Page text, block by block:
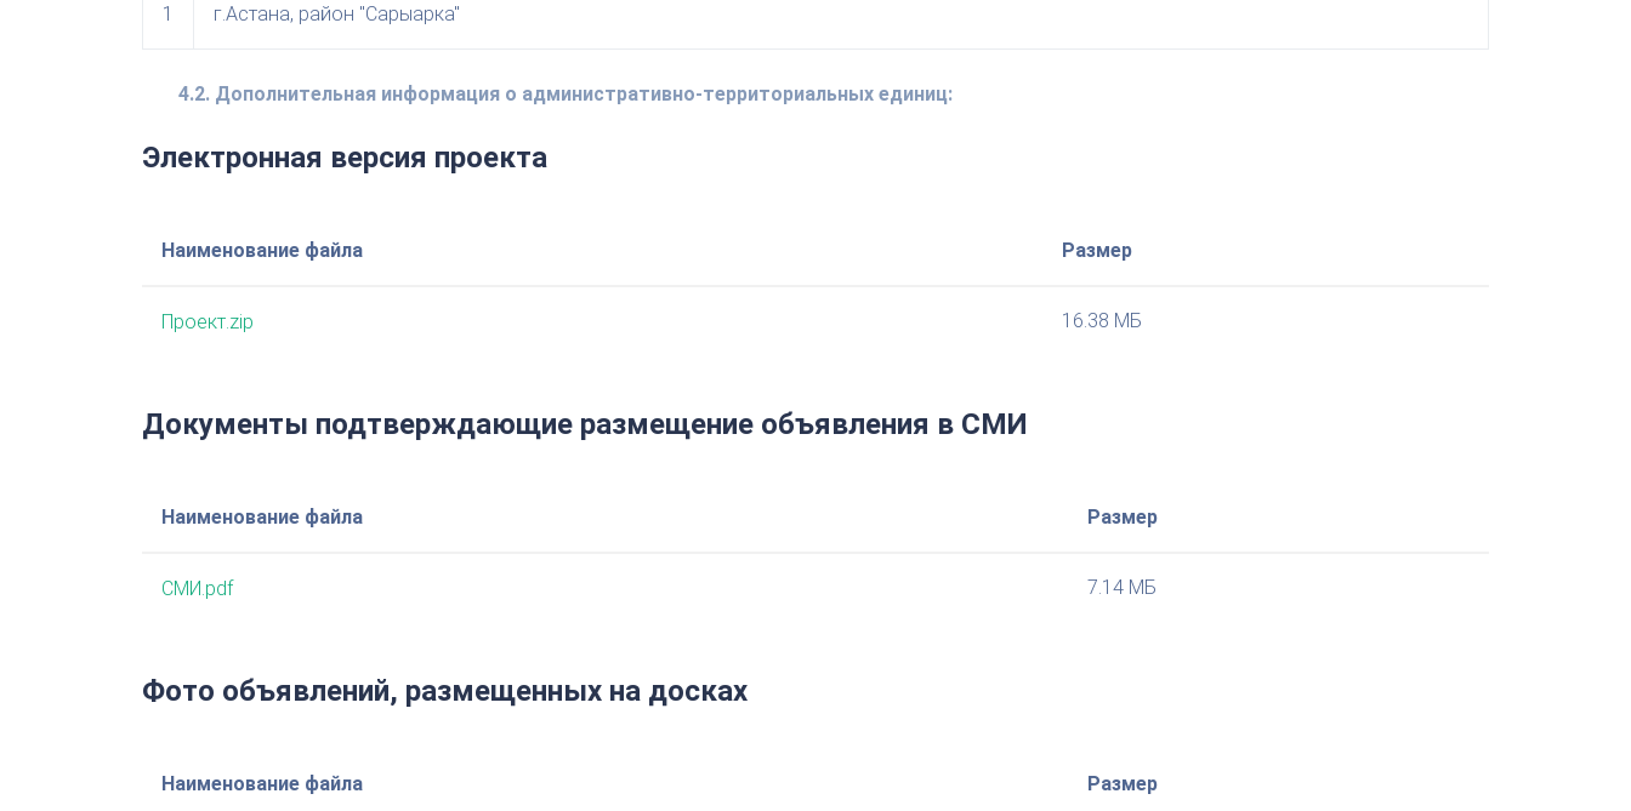
1 г.Астана, район "Сарыарка"
4.2. Дополнительная информация о административно-территориальных единиц:
Электронная версия проекта
Наименование файла Размер
Проект.zip 16.38 МБ
Документы подтверждающие размещение объявления в СМИ
Наименование файла Размер
СМИ.pdf 7.14 МБ
Фото объявлений, размещенных на досках
Наименование файла Размер